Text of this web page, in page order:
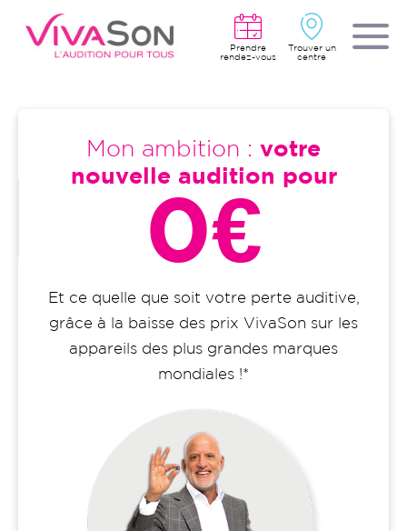
contenu
principal
Prendre
rendez-vous
Trouver un
centre
Mon ambition : votre
nouvelle audition pour
0€
Et ce quelle que soit votre perte auditive,
grâce à la baisse des prix VivaSon sur les
appareils des plus grandes marques
mondiales !*